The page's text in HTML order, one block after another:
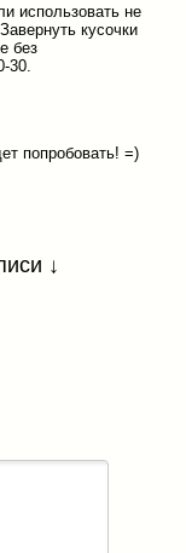
использовать не
кусочки
без
30.
попробовать! =)
↓